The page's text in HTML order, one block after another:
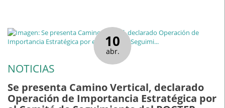
10
abr.
NOTICIAS
Se presenta Camino Vertical, declarado
Operación de Importancia Estratégica por